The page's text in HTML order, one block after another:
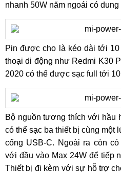
nhanh 50W năm ngoái có
Pin được cho là kéo dài tới
thoại di động như Redmi K30
2020 có thể được sạc full tới
Bộ nguồn tương thích với hầu
có thể sạc ba thiết bị cùng một
cổng USB-C. Ngoài ra còn
với đầu vào Max 24W để tiếp
Thiết bị đi kèm với sự hỗ trợ